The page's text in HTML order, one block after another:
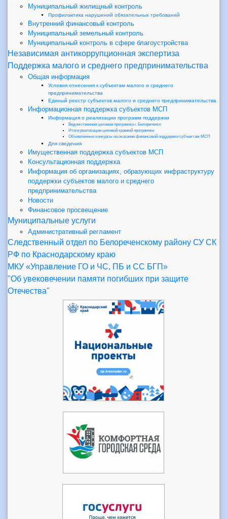
Муниципальный жилищный контроль
Профилактика нарушений обязательных требований
Внутренний финансовый контроль
Муниципальный земельный контроль
Муниципальный контроль в сфере благоустройства
Независимая антикоррупционная экспертиза
Поддержка малого и среднего предпринимательства
Общая информация
Условия отнесения к субъектам малого и среднего
предпринимательства
Единый реестр субъектов малого и среднего предпринимательства
Информационная поддержка субъектов МСП
Информация о реализации программ поддержки
Ведомственная целевая программа г. Белореченск
Итоги реализации целевой краевой программы
Объявленные конкурсы на оказание финансовой поддержки субъектам МСП
Для сведения
Имущественная поддержка субъектов МСП
Консультационная поддержка
Информация об организациях, образующих инфраструктуру
поддержки субъектов малого и среднего
предпринимательства
Новости
Финансовое просвещение
Муниципальные услуги
Административный регламент
Следственный отдел по Белореченскому району СУ СК
РФ по Краснодарскому краю
МКУ «Управление ГО и ЧС, ПБ и СС БГП»
"Об увековечении памяти погибших при защите
Отечества"